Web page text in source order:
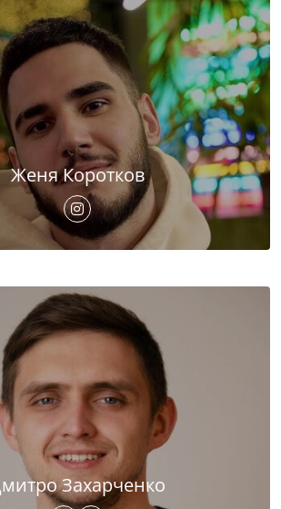
Женя Коротков
Захарченко